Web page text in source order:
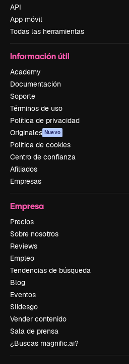
API
App móvil
Todas las herramientas
Información útil
Academy
Documentación
Soporte
Términos de uso
Política de privacidad
Originales Nuevo
Política de cookies
Centro de confianza
Afiliados
Empresas
Empresa
Precios
Sobre nosotros
Reviews
Empleo
Tendencias de búsqueda
Blog
Eventos
Slidesgo
Vender contenido
Sala de prensa
¿Buscas magnific.ai?